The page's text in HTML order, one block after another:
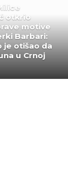
otkrio
motive
Barbari:
je otišao da
u Crnoj